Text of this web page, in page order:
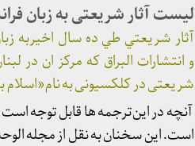
لیست آثار شریعتی به زبان
آثار شريعتي طي ده سال اخيربه
و انتشارات البراق كه مركز ان در
شریعتی در کلکسیونی به
آنچه در اين‌ترجمه ها قابل توجه